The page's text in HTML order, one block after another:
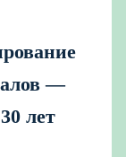
—
лет